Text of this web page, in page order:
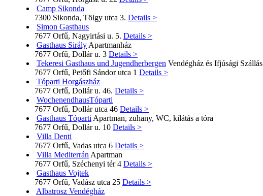
Camp Sikonda
7300 Sikonda, Tölgy utca 3. Details >
Simon Gasthaus
7677 Orfű, Nagyirtási u. 5. Details >
Gasthaus Sirály Apartmanház
7677 Orfű, Dollár u. 3 Details >
Tekeresi Gasthaus und Jugendherbergen Vendégház és Ifjúsági Szállás
7677 Orfű, Petőfi Sándor utca 1 Details >
Tóparti Horgászház
7677 Orfű, Dollár u. 46. Details >
WochenendhausTóparti
7677 Orfű, Dollár utca 46 Details >
Gasthaus Tóparti Apartman, zuhany, WC, kilátás a tóra
7677 Orfű, Dollár u. 10 Details >
Villa Denti
7677 Orfű, Vadas utca 6 Details >
Villa Mediterrán Apartman
7677 Orfű, Széchenyi tér 4 Details >
Gasthaus Vojtek
7677 Orfű, Vadász utca 25 Details >
Albatrosz Vendégház